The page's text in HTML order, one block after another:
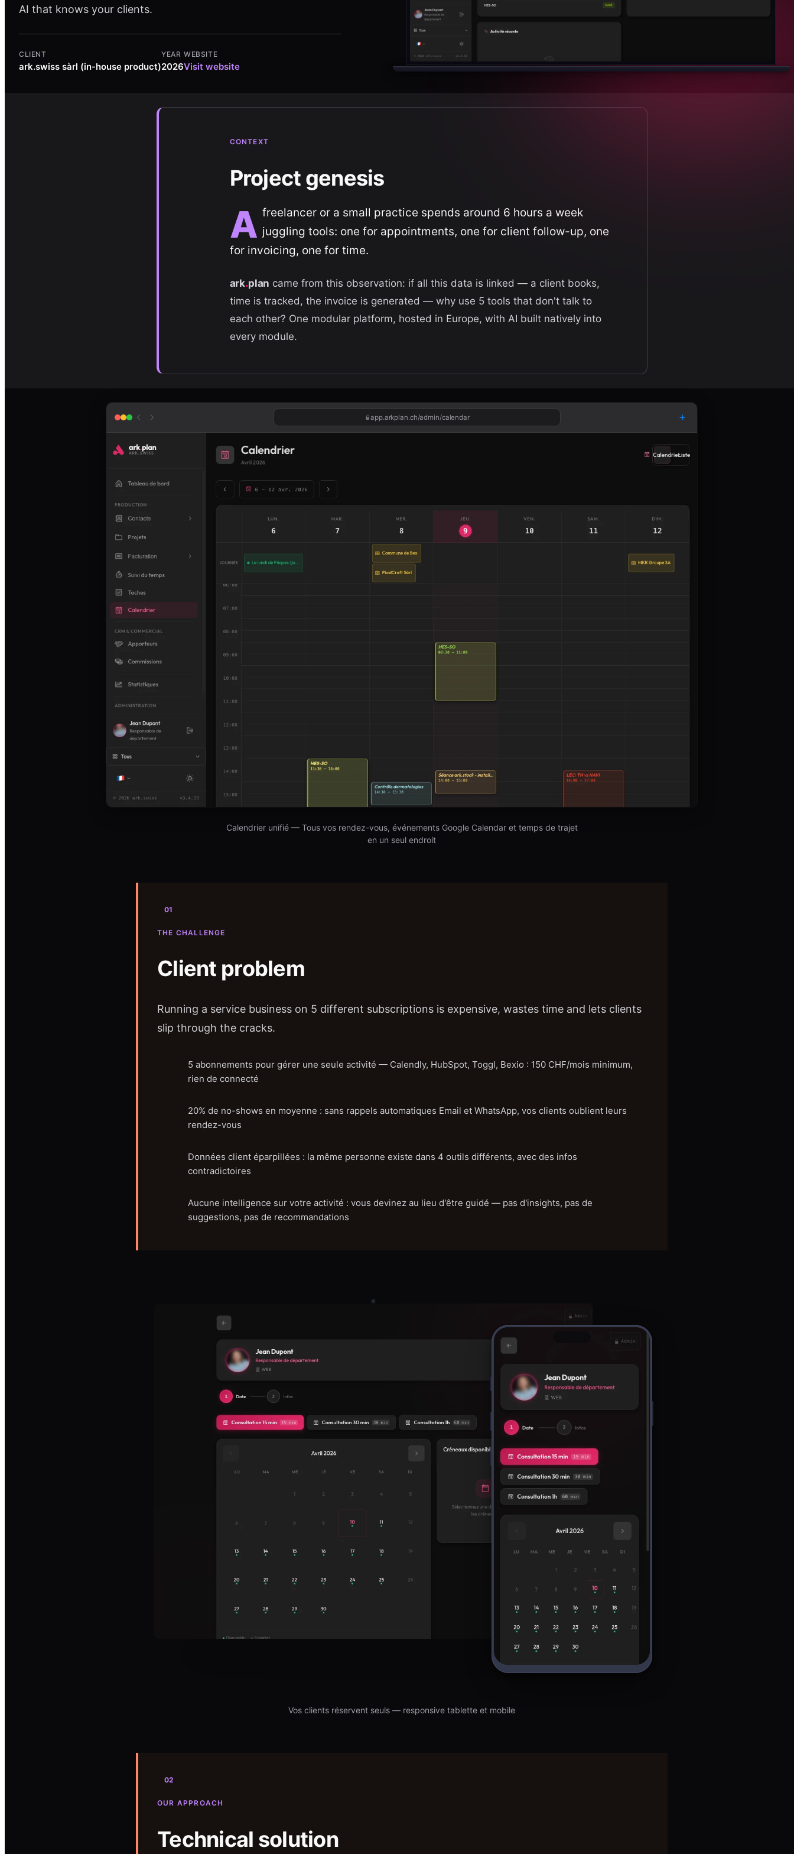
AI that knows your clients.
CLIENT
ark.swiss sàrl (in-house product)
YEAR
2026
WEBSITE
Visit website
CONTEXT
Project genesis
A freelancer or a small practice spends around 6 hours a week
juggling tools: one for appointments, one for client follow-up, one
for invoicing, one for time.
ark.plan came from this observation: if all this data is linked — a client books,
time is tracked, the invoice is generated — why use 5 tools that don't talk to
each other? One modular platform, hosted in Europe, with AI built natively into
every module.
app.arkplan.ch/admin/calendar
Calendrier unifié — Tous vos rendez-vous, événements Google Calendar et temps de trajet
en un seul endroit
01
THE CHALLENGE
Client problem
Running a service business on 5 different subscriptions is expensive, wastes time and lets clients
slip through the cracks.
5 abonnements pour gérer une seule activité — Calendly, HubSpot, Toggl, Bexio : 150 CHF/mois minimum,
rien de connecté
20% de no-shows en moyenne : sans rappels automatiques Email et WhatsApp, vos clients oublient leurs
rendez-vous
Données client éparpillées : la même personne existe dans 4 outils différents, avec des infos
contradictoires
Aucune intelligence sur votre activité : vous devinez au lieu d'être guidé — pas d'insights, pas de
suggestions, pas de recommandations
Vos clients réservent seuls — responsive tablette et mobile
02
OUR APPROACH
Technical solution